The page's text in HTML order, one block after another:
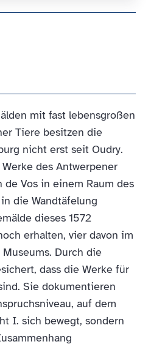
mit fast lebensgroßen
Tiere besitzen die
nicht erst seit Oudry.
des Antwerpener
Vos in einem Raum des
die Wandtäfelung
dieses 1572
erhalten, vier davon im
Durch die
dass die Werke für
Sie dokumentieren
auf dem
I. sich bewegt, sondern